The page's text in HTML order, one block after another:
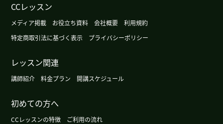
CCレッスン
メディア掲載 お役立ち資料 会社概要
利用規約
特定商取引法に基づく表示
プライバシーポリシー
レッスン関連
講師紹介 料金プラン 開講スケジュール
初めての方へ
CCレッスンの特徴 ご利用の流れ